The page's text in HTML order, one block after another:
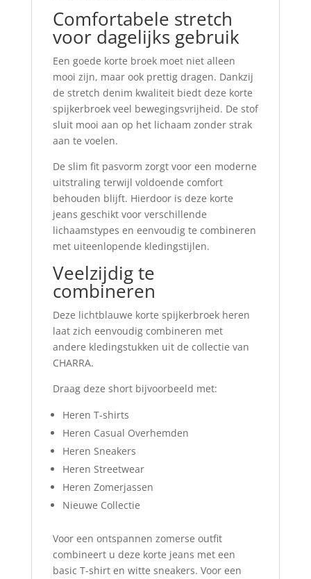
Comfortabele stretch
voor dagelijks gebruik
Een goede korte broek moet niet alleen
mooi zijn, maar ook prettig dragen. Dankzij
de stretch denim kwaliteit biedt deze korte
spijkerbroek veel bewegingsvrijheid. De stof
sluit mooi aan op het lichaam zonder strak
aan te voelen.
De slim fit pasvorm zorgt voor een moderne
uitstraling terwijl voldoende comfort
behouden blijft. Hierdoor is deze korte
jeans geschikt voor verschillende
lichaamstypes en eenvoudig te combineren
met uiteenlopende kledingstijlen.
Veelzijdig te
combineren
Deze lichtblauwe korte spijkerbroek heren
laat zich eenvoudig combineren met
andere kledingstukken uit de collectie van
CHARRA.
Draag deze short bijvoorbeeld met:
Heren T-shirts
Heren Casual Overhemden
Heren Sneakers
Heren Streetwear
Heren Zomerjassen
Nieuwe Collectie
Voor een ontspannen zomerse outfit
combineert u deze korte jeans met een
basic T-shirt en witte sneakers. Voor een